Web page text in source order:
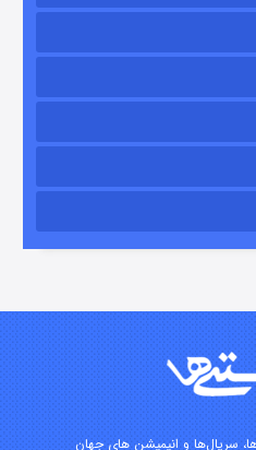
منتشر شد
سریال‌ها و انیمیشن های جهان